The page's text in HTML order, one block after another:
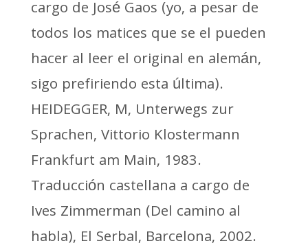
cargo de José Gaos (yo, a pesar de
todos los matices que se el pueden
hacer al leer el original en alemán,
sigo prefiriendo esta última).
HEIDEGGER, M, Unterwegs zur
Sprachen, Vittorio Klostermann
Frankfurt am Main, 1983.
Traducción castellana a cargo de
Ives Zimmerman (Del camino al
habla), El Serbal, Barcelona, 2002.